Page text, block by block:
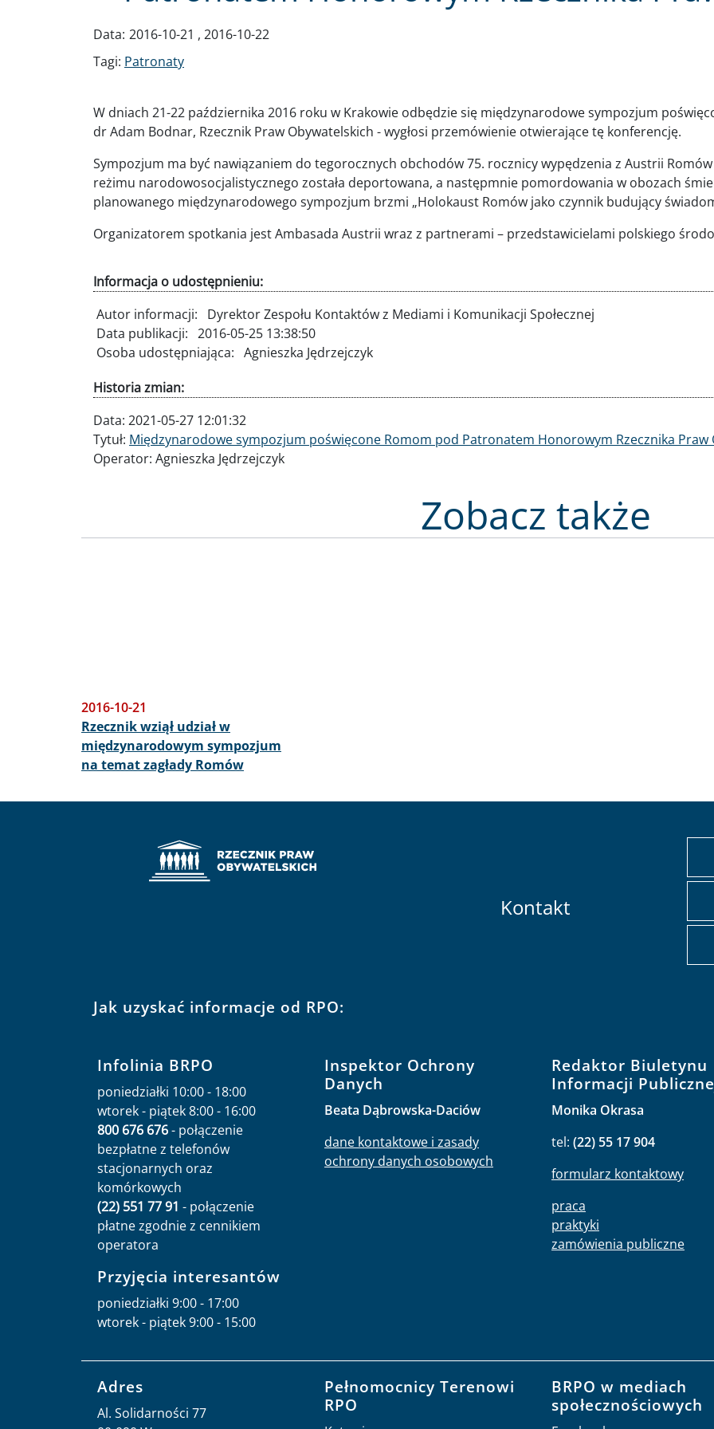
Data: 2016-10-21 , 2016-10-22
Tagi: Patronaty
W dniach 21-22 października 2016 roku w Krakowie odbędzie się międzynarodowe sympozjum
dr Adam Bodnar, Rzecznik Praw Obywatelskich - wygłosi przemówienie otwierające tę konferencję.
Sympozjum ma być nawiązaniem do tegorocznych obchodów 75. rocznicy wypędzenia z Austrii Romów
reżimu narodowosocjalistycznego została deportowana, a następmnie pomordowania w obozach
planowanego międzynarodowego sympozjum brzmi „Holokaust Romów jako czynnik budujący
Organizatorem spotkania jest Ambasada Austrii wraz z partnerami – przedstawicielami polskiego
Informacja o udostępnieniu:
Autor informacji:
Dyrektor Zespołu Kontaktów z Mediami i Komunikacji Społecznej
Data publikacji: 2016-05-25 13:38:50
Osoba udostępniająca: Agnieszka Jędrzejczyk
Historia zmian:
Data: 2021-05-27 12:01:32
Tytuł: Międzynarodowe sympozjum poświęcone Romom pod Patronatem Honorowym Rzecznika Praw
Operator: Agnieszka Jędrzejczyk
Zobacz także
2016-10-21
Rzecznik wziął udział w
międzynarodowym sympozjum
na temat zagłady Romów
Kontakt
Jak uzyskać informacje od RPO:
Infolinia BRPO
poniedziałki 10:00 - 18:00
wtorek - piątek 8:00 - 16:00
800 676 676- połączenie
bezpłatne z telefonów
stacjonarnych oraz
komórkowych
(22) 551 77 91 - połączenie
płatne zgodnie z cennikiem
operatora
Przyjęcia interesantów
poniedziałki 9:00 - 17:00
wtorek - piątek 9:00 - 15:00
Inspektor Ochrony
Danych
Beata Dąbrowska-Daciów
dane kontaktowe i zasady
ochrony danych osobowych
Redaktor Biuletynu
Informacji
Monika Okrasa
tel: (22) 55 17 904
formularz kontaktowy
praca
praktyki
zamówienia publiczne
Adres
Al. Solidarności 77
Pełnomocnicy Terenowi
RPO
BRPO w mediach
społecznościowych